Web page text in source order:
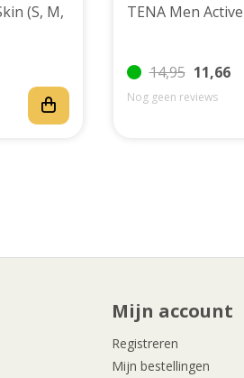
14,95 11,66
Nog geen reviews
Mijn account
Registreren
Mijn bestellingen